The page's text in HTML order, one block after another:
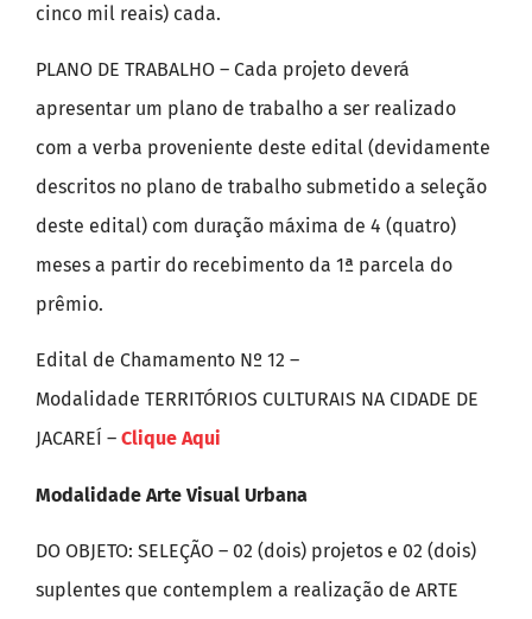
cinco mil reais) cada.
PLANO DE TRABALHO – Cada projeto deverá
apresentar um plano de trabalho a ser realizado
com a verba proveniente deste edital (devidamente
descritos no plano de trabalho submetido a seleção
deste edital) com duração máxima de 4 (quatro)
meses a partir do recebimento da 1ª parcela do
prêmio.
Edital de Chamamento Nº 12 –
Modalidade TERRITÓRIOS CULTURAIS NA CIDADE DE
JACAREÍ – Clique Aqui
Modalidade Arte Visual Urbana
DO OBJETO: SELEÇÃO – 02 (dois) projetos e 02 (dois)
suplentes que contemplem a realização de ARTE